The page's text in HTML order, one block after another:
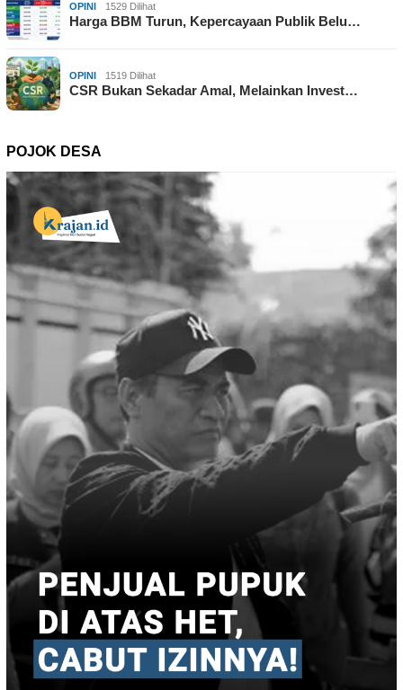
OPINI 1529 Dilihat
Harga BBM Turun, Kepercayaan Publik Belu…
OPINI 1519 Dilihat
CSR Bukan Sekadar Amal, Melainkan Invest…
POJOK DESA